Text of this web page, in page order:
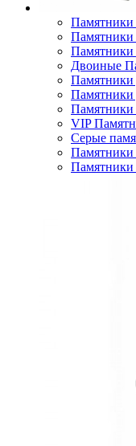
Памятники
Двоиные
Памятники
Памятники
Памятники
VIP
Серые
Памятники